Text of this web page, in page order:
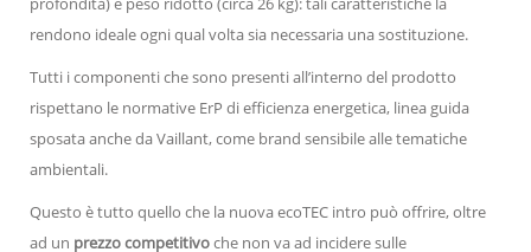
rendono ideale ogni qual volta sia necessaria una sostituzione.
Tutti i componenti che sono presenti all’interno del prodotto
rispettano le normative ErP di efficienza energetica, linea guida
sposata anche da Vaillant, come brand sensibile alle tematiche
ambientali.
Questo è tutto quello che la nuova ecoTEC intro può offrire, oltre
ad un prezzo competitivoche non va ad incidere sulle